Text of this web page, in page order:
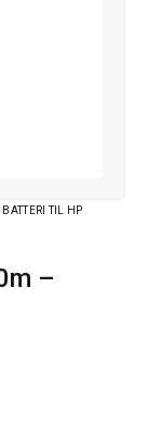
BATTERI TIL HP